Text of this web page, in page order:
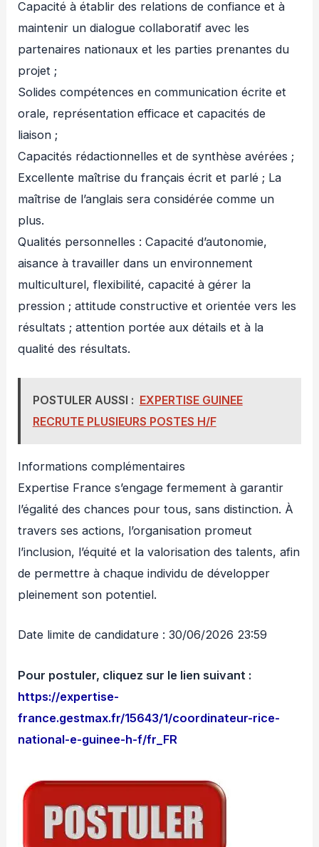
Capacité à établir des relations de confiance et à
maintenir un dialogue collaboratif avec les
partenaires nationaux et les parties prenantes du
projet ;
Solides compétences en communication écrite et
orale, représentation efficace et capacités de
liaison ;
Capacités rédactionnelles et de synthèse avérées ;
Excellente maîtrise du français écrit et parlé ; La
maîtrise de l’anglais sera considérée comme un
plus.
Qualités personnelles : Capacité d’autonomie,
aisance à travailler dans un environnement
multiculturel, flexibilité, capacité à gérer la
pression ; attitude constructive et orientée vers les
résultats ; attention portée aux détails et à la
qualité des résultats.
POSTULER AUSSI : EXPERTISE GUINEE
RECRUTE PLUSIEURS POSTES H/F
Informations complémentaires
Expertise France s’engage fermement à garantir
l’égalité des chances pour tous, sans distinction. À
travers ses actions, l’organisation promeut
l’inclusion, l’équité et la valorisation des talents, afin
de permettre à chaque individu de développer
pleinement son potentiel.
Date limite de candidature : 30/06/2026 23:59
Pour postuler, cliquez sur le lien suivant :
https://expertise-
france.gestmax.fr/15643/1/coordinateur-rice-
national-e-guinee-h-f/fr_FR